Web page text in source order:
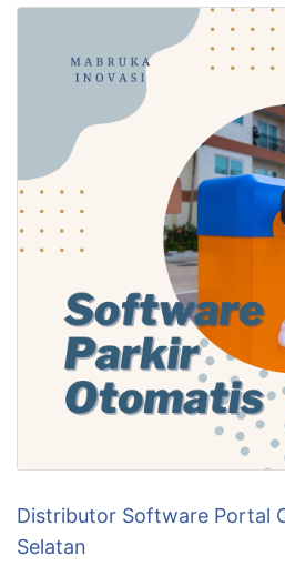
Distributor Software Portal
Selatan